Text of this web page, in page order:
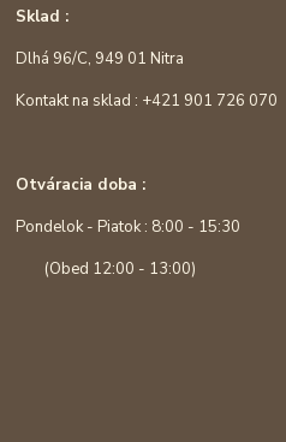
Sklad :
Dlhá 96/C, 949 01 Nitra
Kontakt na sklad : +421 901 726 070
Otváracia doba :
Pondelok - Piatok : 8:00 - 15:30
(Obed 12:00 - 13:00)